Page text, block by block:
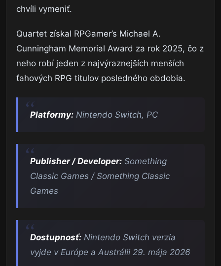
chvíli vymeniť.
Quartet získal RPGamer’s Michael A.
Cunningham Memorial Award za rok 2025, čo z
neho robí jeden z najvýraznejších menších
ťahových RPG titulov posledného obdobia.
Platformy: Nintendo Switch, PC
Publisher / Developer: Something
Classic Games / Something Classic
Games
Dostupnosť: Nintendo Switch verzia
vyjde v Európe a Austrálii 29. mája 2026